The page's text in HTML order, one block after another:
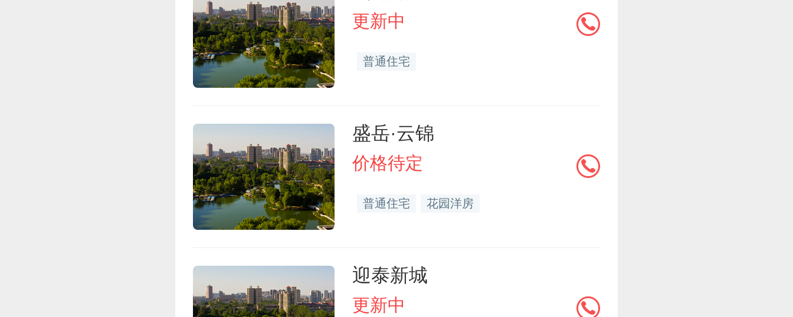
更新中
普通住宅
盛岳·云锦
价格待定
普通住宅 花园洋房
迎泰新城
更新中